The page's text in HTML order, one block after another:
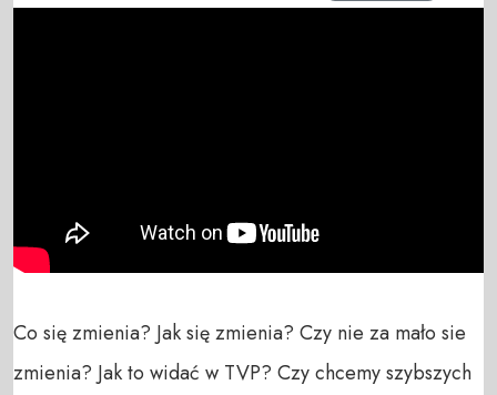
Co się zmienia? Jak się zmienia? Czy nie za mało sie
zmienia? Jak to widać w TVP? Czy chcemy szybszych